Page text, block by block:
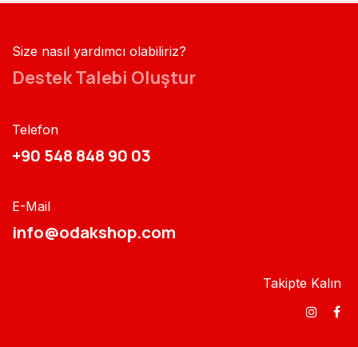
Size nasıl yardımcı olabiliriz?
Destek Talebi Oluştur
Telefon
+90 548 848 90 03​​
E-Mail
info@odakshop.com​
Takipte Kalın